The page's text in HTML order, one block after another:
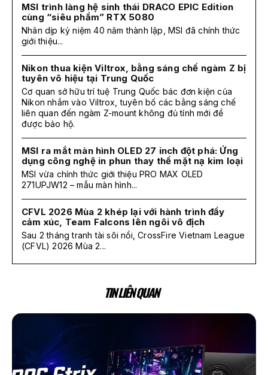
MSI trình làng hệ sinh thái DRACO EPIC Edition
cùng “siêu phẩm” RTX 5080
Nhân dịp kỷ niệm 40 năm thành lập, MSI đã chính thức
giới thiệu...
Nikon thua kiện Viltrox, bằng sáng chế ngàm Z bị
tuyên vô hiệu tại Trung Quốc
Cơ quan sở hữu trí tuệ Trung Quốc bác đơn kiện của
Nikon nhắm vào Viltrox, tuyên bố các bằng sáng chế
liên quan đến ngàm Z-mount không đủ tính mới để
được bảo hộ.
MSI ra mắt màn hình OLED 27 inch đột phá: Ứng
dụng công nghệ in phun thay thế mặt nạ kim loại
MSI vừa chính thức giới thiệu PRO MAX OLED
271UPJW12 – mẫu màn hình...
CFVL 2026 Mùa 2 khép lại với hành trình đầy
cảm xúc, Team Falcons lên ngôi vô địch
Sau 2 tháng tranh tài sôi nổi, CrossFire Vietnam League
(CFVL) 2026 Mùa 2...
TIN LIÊN QUAN